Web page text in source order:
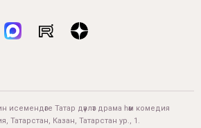
исемендәге Татар дәүләт драма һәм комедия
Татарстан, Казан, Татарстан ур., 1.